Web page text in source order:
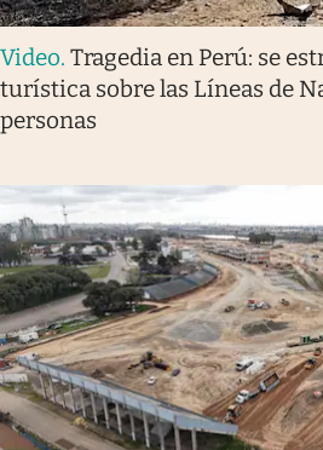
Video. Tragedia en Perú: se
turística sobre las Líneas de
personas